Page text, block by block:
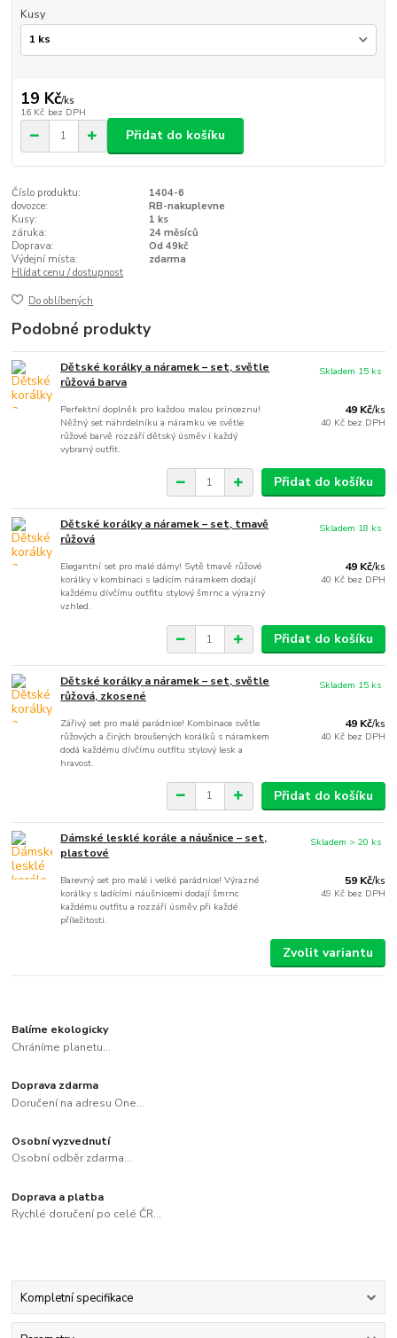
Kusy
19 Kč/ks
16 Kč bez DPH
Přidat do košíku
Číslo produktu:
1404-6
dovozce:
RB-nakuplevne
Kusy:
1 ks
záruka:
24 měsíců
Doprava:
Od 49kč
Výdejní místa:
zdarma
Hlídat cenu / dostupnost
Do oblíbených
Podobné produkty
Dětské korálky a náramek – set, světle
růžová barva
Perfektní doplněk pro každou malou princeznu!
Něžný set náhrdelníku a náramku ve světle
růžové barvě rozzáří dětský úsměv i každý
vybraný outfit.
49 Kč/ks
40 Kč bez DPH
Skladem 15 ks
Přidat do košíku
Dětské korálky a náramek – set, tmavě
růžová
Elegantní set pro malé dámy! Sytě tmavě růžové
korálky v kombinaci s ladícím náramkem dodají
každému dívčímu outfitu stylový šmrnc a výrazný
vzhled.
49 Kč/ks
40 Kč bez DPH
Skladem 18 ks
Přidat do košíku
Dětské korálky a náramek – set, světle
růžová, zkosené
Zářivý set pro malé parádnice! Kombinace světle
růžových a čirých broušených korálků s náramkem
dodá každému dívčímu outfitu stylový lesk a
hravost.
49 Kč/ks
40 Kč bez DPH
Skladem 15 ks
Přidat do košíku
Dámské lesklé korále a náušnice – set,
plastové
Barevný set pro malé i velké parádnice! Výrazné
korálky s ladícími náušnicemi dodají šmrnc
každému outfitu a rozzáří úsměv při každé
příležitosti.
59 Kč/ks
49 Kč bez DPH
Skladem > 20 ks
Zvolit variantu
Balíme ekologicky
Chráníme planetu...
Doprava zdarma
Doručení na adresu One...
Osobní vyzvednutí
Osobní odběr zdarma...
Doprava a platba
Rychlé doručení po celé ČR...
Kompletní specifikace